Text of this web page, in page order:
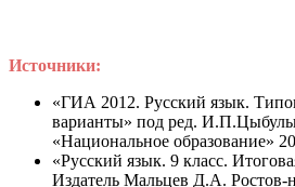
Источники:
«ГИА 2012. Русский язык.
варианты» под ред.
«Национальное образование»
«Русский язык. 9 класс.
Издатель Мальцев Д.А.